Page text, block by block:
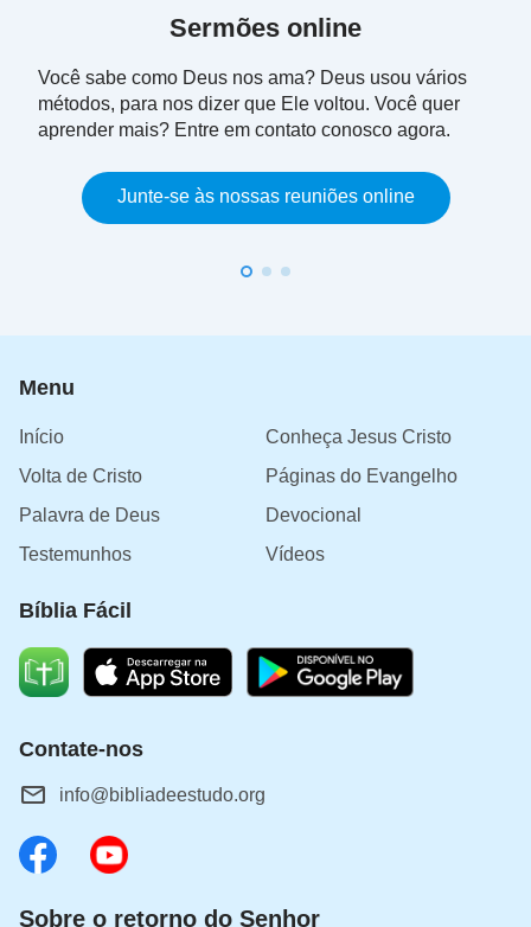
Sermões online
Você sabe como Deus nos ama? Deus usou vários
métodos, para nos dizer que Ele voltou. Você quer
aprender mais? Entre em contato conosco agora.
Junte-se às nossas reuniões online
Menu
Início
Conheça Jesus Cristo
Volta de Cristo
Páginas do Evangelho
Palavra de Deus
Devocional
Testemunhos
Vídeos
Bíblia Fácil
Contate-nos
info@bibliadeestudo.org
Sobre o retorno do Senhor